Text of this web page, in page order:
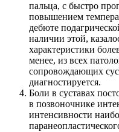
пальца, с быстро
повышением
дебюте
наличии этой,
характеристики
менее, из всех
сопровождающих
диагностируется.
Боли в суставах
в позвоночнике
интенсивности